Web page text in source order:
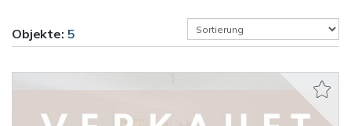
Objekte: 5